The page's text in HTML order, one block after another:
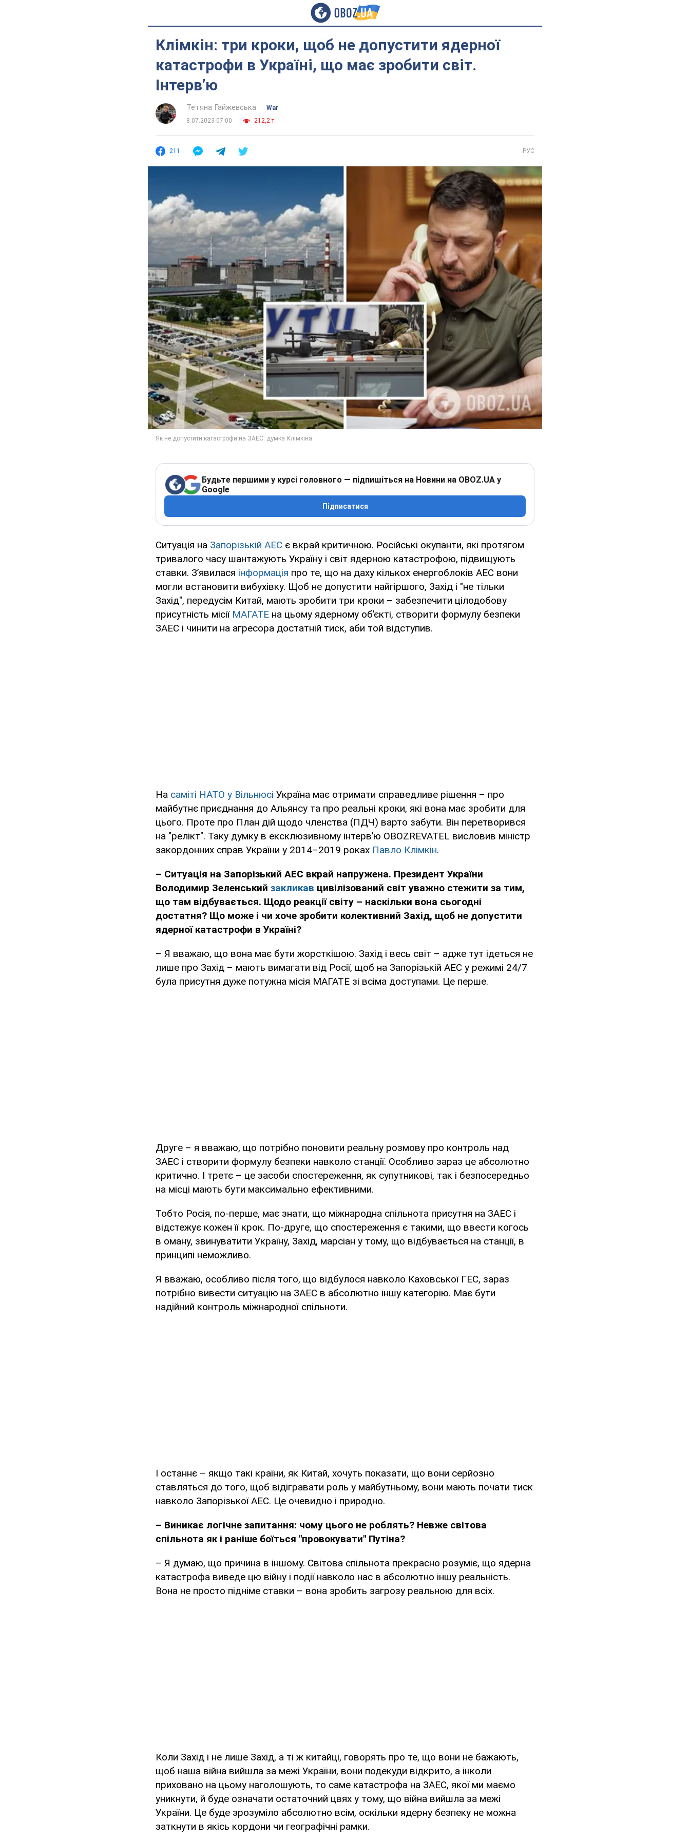
Клімкін: три кроки, щоб не допустити ядерної
катастрофи в Україні, що має зробити світ.
Інтерв’ю
Тетяна Гайжевська
War
8.07.2023 07:00
212,2 т.
211 РУС
Будьте першими у курсі головного — підпишіться на Новини на OBOZ.UA у
Google
Підписатися
Ситуація на Запорізькій АЕС є вкрай критичною. Російські окупанти, які протягом
тривалого часу шантажують Україну і світ ядерною катастрофою, підвищують
ставки. З’явилася інформація про те, що на даху кількох енергоблоків АЕС вони
могли встановити вибухівку. Щоб не допустити найгіршого, Захід і "не тільки
Захід", передусім Китай, мають зробити три кроки – забезпечити цілодобову
присутність місії МАГАТЕ на цьому ядерному об’єкті, створити формулу безпеки
ЗАЕС і чинити на агресора достатній тиск, аби той відступив.
На саміті НАТО у Вільнюсі Україна має отримати справедливе рішення – про
майбутнє приєднання до Альянсу та про реальні кроки, які вона має зробити для
цього. Проте про План дій щодо членства (ПДЧ) варто забути. Він перетворився
на "релікт". Таку думку в ексклюзивному інтерв’ю OBOZREVATEL висловив міністр
закордонних справ України у 2014–2019 роках Павло Клімкін.
– Ситуація на Запорізький АЕС вкрай напружена. Президент України
Володимир Зеленський закликав цивілізований світ уважно стежити за тим,
що там відбувається. Щодо реакції світу – наскільки вона сьогодні
достатня? Що може і чи хоче зробити колективний Захід, щоб не допустити
ядерної катастрофи в Україні?
– Я вважаю, що вона має бути жорсткішою. Захід і весь світ – адже тут ідеться не
лише про Захід – мають вимагати від Росії, щоб на Запорізькій АЕС у режимі 24/7
була присутня дуже потужна місія МАГАТЕ зі всіма доступами. Це перше.
Друге – я вважаю, що потрібно поновити реальну розмову про контроль над
ЗАЕС і створити формулу безпеки навколо станції. Особливо зараз це абсолютно
критично. І третє – це засоби спостереження, як супутникові, так і безпосередньо
на місці мають бути максимально ефективними.
Тобто Росія, по-перше, має знати, що міжнародна спільнота присутня на ЗАЕС і
відстежує кожен її крок. По-друге, що спостереження є такими, що ввести когось
в оману, звинуватити Україну, Захід, марсіан у тому, що відбувається на станції, в
принципі неможливо.
Я вважаю, особливо після того, що відбулося навколо Каховської ГЕС, зараз
потрібно вивести ситуацію на ЗАЕС в абсолютно іншу категорію. Має бути
надійний контроль міжнародної спільноти.
І останнє – якщо такі країни, як Китай, хочуть показати, що вони серйозно
ставляться до того, щоб відігравати роль у майбутньому, вони мають почати тиск
навколо Запорізької АЕС. Це очевидно і природно.
– Виникає логічне запитання: чому цього не роблять? Невже світова
спільнота як і раніше боїться "провокувати" Путіна?
– Я думаю, що причина в іншому. Світова спільнота прекрасно розуміє, що ядерна
катастрофа виведе цю війну і події навколо нас в абсолютно іншу реальність.
Вона не просто підніме ставки – вона зробить загрозу реальною для всіх.
Коли Захід і не лише Захід, а ті ж китайці, говорять про те, що вони не бажають,
щоб наша війна вийшла за межі України, вони подекуди відкрито, а інколи
приховано на цьому наголошують, то саме катастрофа на ЗАЕС, якої ми маємо
уникнути, й буде означати остаточний цвях у тому, що війна вийшла за межі
України. Це буде зрозуміло абсолютно всім, оскільки ядерну безпеку не можна
заткнути в якісь кордони чи географічні рамки.